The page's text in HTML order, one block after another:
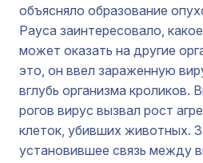
объясняло образование
Рауса заинтересовало,
может оказать на другие
это, он ввел зараженную
вглубь организма кроликов.
рогов вирус вызвал рост
клеток, убивших животных.
установившее связь между